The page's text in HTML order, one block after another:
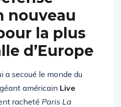
nouveau
la plus
d’Europe
a secoué le monde du
américain Live